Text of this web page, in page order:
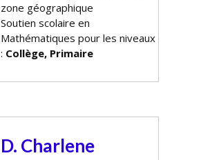
zone géographique
Soutien scolaire en
Mathématiques pour les niveaux
: Collège, Primaire
D. Charlene